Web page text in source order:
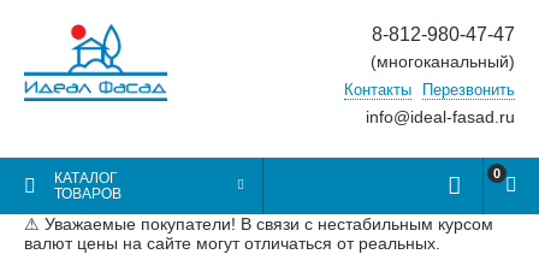
8-812-980-47-47
(многоканальный)
Контакты Перезвонить
info@ideal-fasad.ru
КАТАЛОГ
ТОВАРОВ
0
⚠ Уважаемые покупатели! В связи с нестабильным курсом
валют цены на сайте могут отличаться от реальных.